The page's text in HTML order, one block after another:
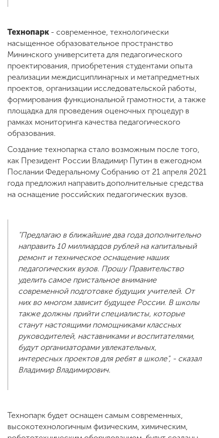
Технопарк- современное, технологически
насыщенное образовательное пространство
Мининского университета для педагогического
проектирования, приобретения студентами опыта
реализации междисциплинарных и метапредметных
проектов, организации исследовательской работы,
формирования функциональной грамотности, а также
площадка для проведения оценочных процедур в
рамках мониторинга качества педагогического
образования.
Создание технопарка стало возможным после того,
как Президент России Владимир Путин в ежегодном
Послании Федеральному Собранию от 21 апреля 2021
года предложил направить дополнительные средства
на оснащение российских педагогических вузов.
"Предлагаю в ближайшие два года дополнительно
направить 10 миллиардов рублей на капитальный
ремонт и техническое оснащение наших
педагогических вузов. Прошу Правительство
уделить самое пристальное внимание
современной подготовке будущих учителей. От
них во многом зависит будущее России. В школы
также должны прийти специалисты, которые
станут настоящими помощниками классных
руководителей, наставниками и воспитателями,
будут организаторами увлекательных,
интересных проектов для ребят в школе", - сказал
Владимир Владимирович.
Технопарк будет оснащен самым современных,
высокотехнологичным физическим, химическим,